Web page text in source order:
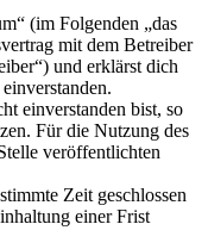
(im Folgenden „das
mit dem Betreiber
und erklärst dich
einverstanden bist, so
Für die Nutzung des
veröffentlichten
Zeit geschlossen
einer Frist